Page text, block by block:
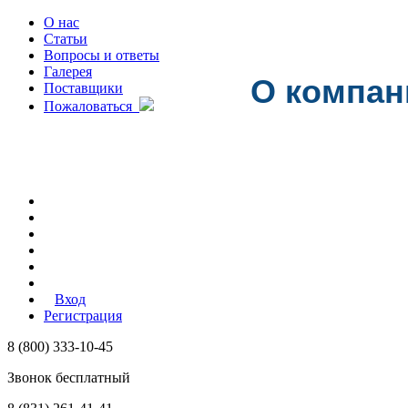
О нас
Статьи
Вопросы и ответы
Галерея
Поставщики
Пожаловаться
Вход
Регистрация
8 (800) 333-10-45
Звонок бесплатный
О